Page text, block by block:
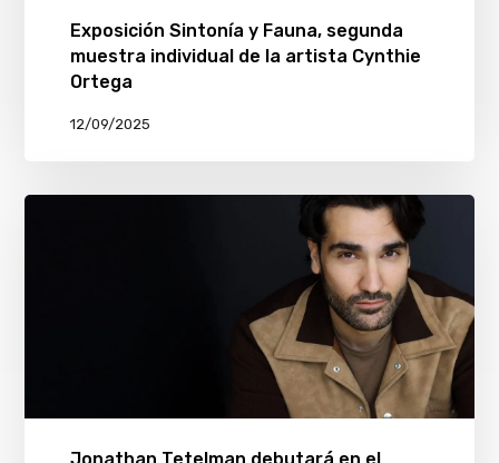
Exposición Sintonía y Fauna, segunda
muestra individual de la artista Cynthie
Ortega
12/09/2025